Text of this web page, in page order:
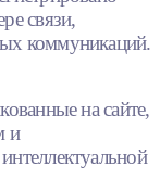
связи,
коммуникаций.
на сайте,
и